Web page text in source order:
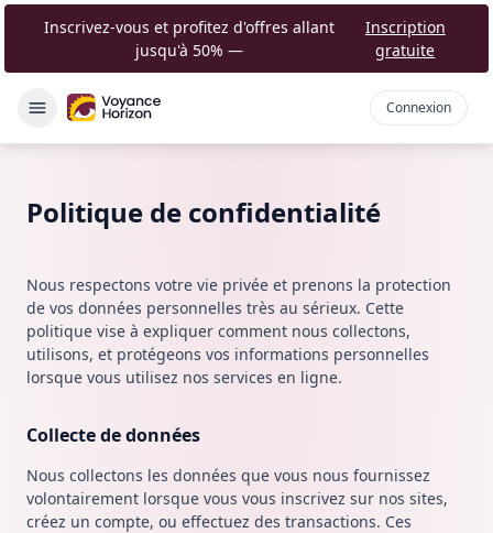
Inscrivez-vous et profitez d'offres allant
jusqu'à 50% —
Inscription
gratuite
Connexion
Politique de confidentialité
Nous respectons votre vie privée et prenons la protection
de vos données personnelles très au sérieux. Cette
politique vise à expliquer comment nous collectons,
utilisons, et protégeons vos informations personnelles
lorsque vous utilisez nos services en ligne.
Collecte de données
Nous collectons les données que vous nous fournissez
volontairement lorsque vous vous inscrivez sur nos sites,
créez un compte, ou effectuez des transactions. Ces